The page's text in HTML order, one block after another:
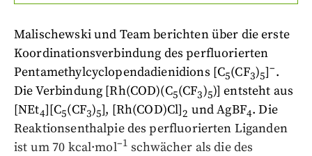
Malischewski und Team berichten über die erste
Koordinationsverbindung des perfluorierten
Pentamethylcyclopendadienidions [C5(CF3)5]–.
Die Verbindung [Rh(COD)(C5(CF3)5)] entsteht aus
[NEt4][C5(CF3)5], [Rh(COD)Cl]2 und AgBF4. Die
Reaktionsenthalpie des perfluorierten Liganden
ist um 70 kcal·mol–1 schwächer als die des